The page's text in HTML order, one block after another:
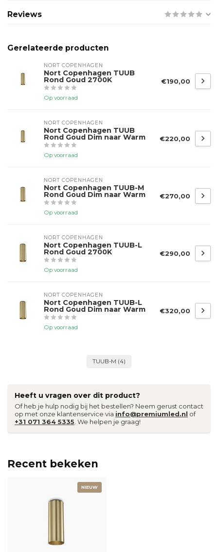
Reviews
Gerelateerde producten
NORT COPENHAGEN
Nort Copenhagen TUUB
Rond Goud 2700K
Op voorraad
€190,00
NORT COPENHAGEN
Nort Copenhagen TUUB
Rond Goud Dim naar Warm
Op voorraad
€220,00
NORT COPENHAGEN
Nort Copenhagen TUUB-M
Rond Goud Dim naar Warm
Op voorraad
€270,00
NORT COPENHAGEN
Nort Copenhagen TUUB-L
Rond Goud 2700K
Op voorraad
€290,00
NORT COPENHAGEN
Nort Copenhagen TUUB-L
Rond Goud Dim naar Warm
Op voorraad
€320,00
TUUB-M (4)
Heeft u vragen over dit product?
Of heb je hulp nodig bij het bestellen? Neem gerust contact
op met onze klantenservice via info@premiumled.nl of
+31 071 364 5335 . We helpen je graag!
Recent bekeken
NIEUW